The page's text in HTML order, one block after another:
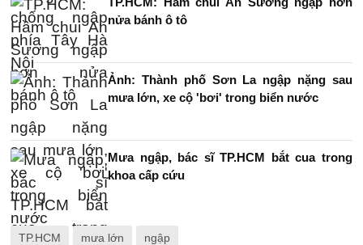
nửa bánh ô tô
Ảnh: Thành phố Sơn La ngập nặng sau
mưa lớn, xe cộ 'bơi' trong biển nước
Mưa ngập, bác sĩ TP.HCM bắt cua trong
khoa cấp cứu
TP.HCM mưa lớn ngập